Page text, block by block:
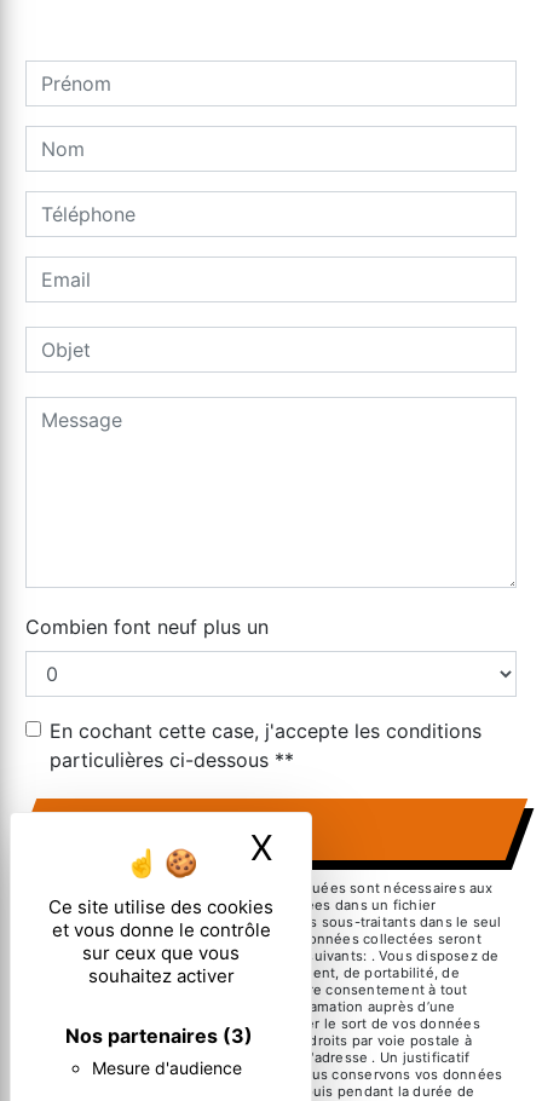
Ce site utilise des cookies
et vous donne le contrôle
sur ceux que vous
souhaitez activer
Nos partenaires (3)
Mesure d'audience
X Masquer le
Combien font neuf plus un
En cochant cette case, j'accepte les conditions
particulières ci-dessous **
** Les données personnelles communiquées sont nécessaires aux
fins de vous contacter et sont enregistrées dans un fichier
informatisé. Elles sont destinées à et ses sous-traitants dans le seul
but de répondre à votre message. Les données collectées seront
communiquées aux seuls destinataires suivants: . Vous disposez de
droits d’accès, de rectification, d’effacement, de portabilité, de
limitation, d’opposition, de retrait de votre consentement à tout
moment et du droit d’introduire une réclamation auprès d’une
autorité de contrôle, ainsi que d’organiser le sort de vos données
post-mortem. Vous pouvez exercer ces droits par voie postale à
l'adresse ou par courrier électronique à l'adresse . Un justificatif
d'identité pourra vous être demandé. Nous conservons vos données
pendant la période de prise de contact puis pendant la durée de